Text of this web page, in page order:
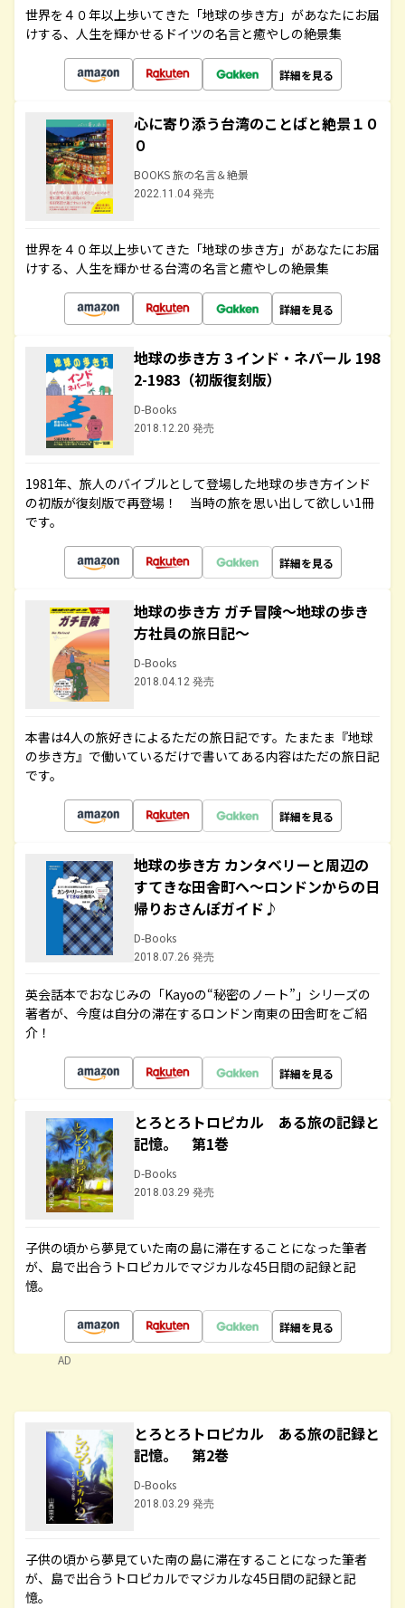
世界を４０年以上歩いてきた「地球の歩き方」があなたにお届
けする、人生を輝かせるドイツの名言と癒やしの絶景集
詳細を見る
心に寄り添う台湾のことばと絶景１０
０
BOOKS 旅の名言＆絶景
2022.11.04 発売
世界を４０年以上歩いてきた「地球の歩き方」があなたにお届
けする、人生を輝かせる台湾の名言と癒やしの絶景集
詳細を見る
地球の歩き方 3 インド・ネパール 198
2-1983（初版復刻版）
D-Books
2018.12.20 発売
1981年、旅人のバイブルとして登場した地球の歩き方インド
の初版が復刻版で再登場！ 当時の旅を思い出して欲しい1冊
です。
詳細を見る
地球の歩き方 ガチ冒険～地球の歩き
方社員の旅日記～
D-Books
2018.04.12 発売
本書は4人の旅好きによるただの旅日記です。たまたま『地球
の歩き方』で働いているだけで書いてある内容はただの旅日記
です。
詳細を見る
地球の歩き方 カンタベリーと周辺の
すてきな田舎町へ～ロンドンからの日
帰りおさんぽガイド♪
D-Books
2018.07.26 発売
英会話本でおなじみの「Kayoの“秘密のノート”」シリーズの
著者が、今度は自分の滞在するロンドン南東の田舎町をご紹
介！
詳細を見る
とろとろトロピカル ある旅の記録と
記憶。 第1巻
D-Books
2018.03.29 発売
子供の頃から夢見ていた南の島に滞在することになった筆者
が、島で出合うトロピカルでマジカルな45日間の記録と記
憶。
詳細を見る
AD
とろとろトロピカル ある旅の記録と
記憶。 第2巻
D-Books
2018.03.29 発売
子供の頃から夢見ていた南の島に滞在することになった筆者
が、島で出合うトロピカルでマジカルな45日間の記録と記
憶。